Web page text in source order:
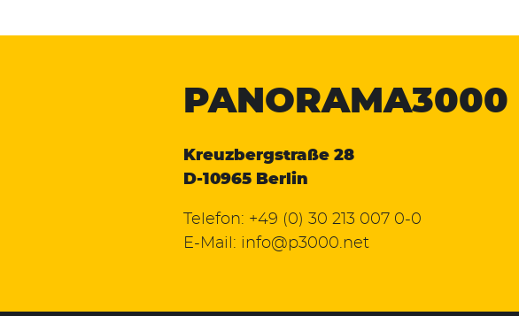
PANORAMA3000
Kreuzbergstraße 28
D-10965 Berlin
Telefon: +49 (0) 30 213 007 0-0
E-Mail: info@p3000.net